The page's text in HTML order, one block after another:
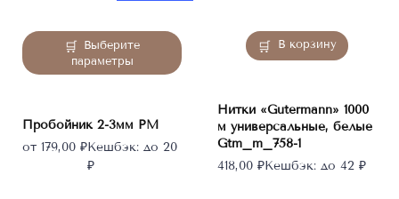
Выберите
параметры
Этот
товар
имеет
Опции
можно
Пробойник 2-3мм РМ
от 179,00 ₽Кешбэк: до 20
₽
В корзину
Нитки «Gutermann» 1000
м универсальные, белые
Gtm_m_758-1
418,00 ₽Кешбэк: до 42 ₽